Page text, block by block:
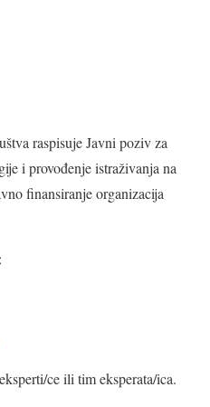
raspisuje Javni poziv za
i provođenje istraživanja na
finansiranje organizacija
ce ili tim eksperata/ica.